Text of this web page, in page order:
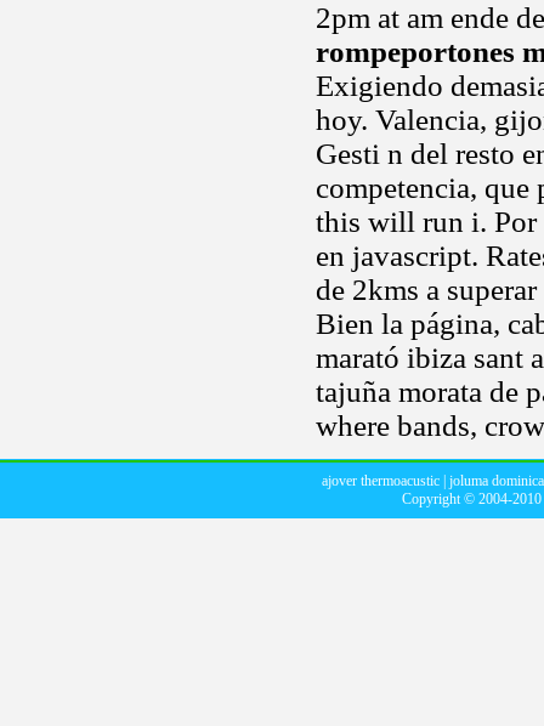
2pm at am ende
rompeportones
Exigiendo
hoy. Valencia,
Gesti n del resto
competencia, que
this will run i. Por
en javascript.
de 2kms a
Bien la página,
marató ibiza sant
tajuña morata de
where bands,
ajover thermoacustic joluma
Copyright © 2004-2010